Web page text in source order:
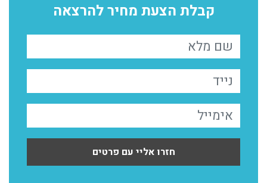
קבלת הצעת מחיר להרצאה
חזרו אליי עם פרטים